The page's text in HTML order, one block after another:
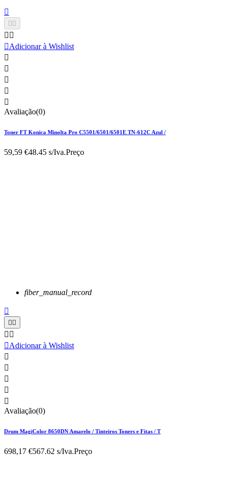

 
 
Adicionar à Wishlist





Avaliação(0)
Toner FT Konica Minolta Pro C5501/6501/6501E TN-612C Azul /
59,59 €48.45 s/Iva.Preço
fiber_manual_record

 
 
Adicionar à Wishlist





Avaliação(0)
Drum MagiColor 8650DN Amarelo / Tinteiros Toners e Fitas / T
698,17 €567.62 s/Iva.Preço